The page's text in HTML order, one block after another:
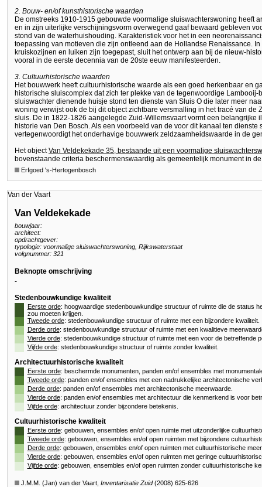
2. Bouw- en/of kunsthistorische waarden
De omstreeks 1910-1915 gebouwde voormalige sluiswachterswoning heeft
en in zijn uiterlijke verschijningsvorm overwegend gaaf bewaard gebleven
stond van de waterhuishouding. Karakteristiek voor het in een
toepassing van motieven die zijn ontleend aan de Hollandse Renaissance.
kruiskozijnen en luiken zijn toegepast, sluit het ontwerp aan bij de nieuw-
vooral in de eerste decennia van de 20ste eeuw manifesteerden.
3. Cultuurhistorische waarden
Het bouwwerk heeft cultuurhistorische waarde als een goed herkenbaar en
historische sluiscomplex dat zich ter plekke van de tegenwoordige
sluiswachter dienende huisje stond ten dienste van Sluis O die later meer
woning verwijst ook de bij dit object zichtbare versmalling in het tracé van de
sluis. De in 1822-1826 aangelegde Zuid-Willemsvaart vormt een belangrijke
historie van Den Bosch. Als een voorbeeld van de voor dit kanaal ten dienste
vertegenwoordigt het onderhavige bouwwerk zeldzaamheidswaarde in de
Het objectVan Veldekekade 35, bestaande uit een voormalige
bovenstaande criteria beschermenswaardig als gemeentelijk monument in
Erfgoed 's-Hertogenbosch
Van der Vaart
Van Veldekekade
bouwjaar:
architect:
opdrachtgever:
typologie: voormalige sluiswachterswoning, Rijkswaterstaat
volgnummer: 321
Beknopte omschrijving
-
Stedenbouwkundige kwaliteit
Eerste orde: hoogwaardige stedenbouwkundige structuur of ruimte die de status
zou moeten krijgen.
Tweede orde: stedenbouwkundige structuur of ruimte met een bijzondere kwaliteit.
Derde orde: stedenbouwkundige structuur of ruimte met een kwalitieve
Vierde orde: stedenbouwkundige structuur of ruimte met een voor de betreffende
Vijfde orde: stedenbouwkundige structuur of ruimte zonder kwaliteit.
Architectuurhistorische kwaliteit
Eerste orde: beschermde monumenten, panden en/of ensembles met
Tweede orde: panden en/of ensembles met een nadrukkelijke architectonische
Derde orde: panden en/of ensembles met architectonische meerwaarde.
Vierde orde: panden en/of ensembles met architectuur die kenmerkend is voor
Vijfde orde: architectuur zonder bijzondere betekenis.
Cultuurhistorische kwaliteit
Eerste orde: gebouwen, ensembles en/of open ruimte met uitzonderlijke
Tweede orde: gebouwen, ensembles en/of open ruimten met bijzondere
Derde orde: gebouwen, ensembles en/of open ruimten met cultuurhistorische
Vierde orde: gebouwen, ensembles en/of open ruimten met geringe
Vijfde orde: gebouwen, ensembles en/of open ruimten zonder cultuurhistorische
J.M.M. (Jan) van der Vaart, Inventarisatie Zuid(2008) 625-626